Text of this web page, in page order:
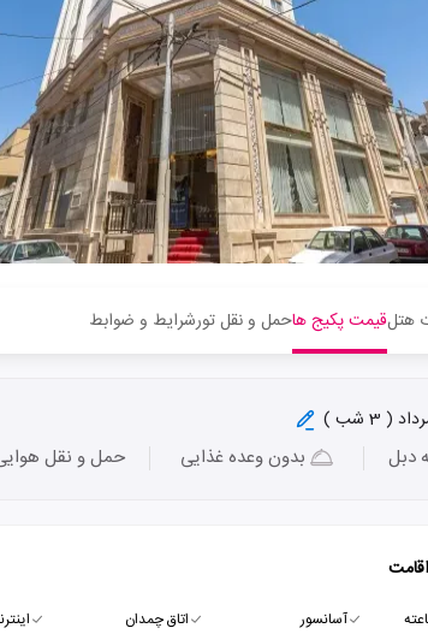
هتلقیمت پکیج هاحمل و نقل تورشرایط و ضوابط
دبل بدون وعده غذایی حمل و نقل
آسانسور اتاق چمدان